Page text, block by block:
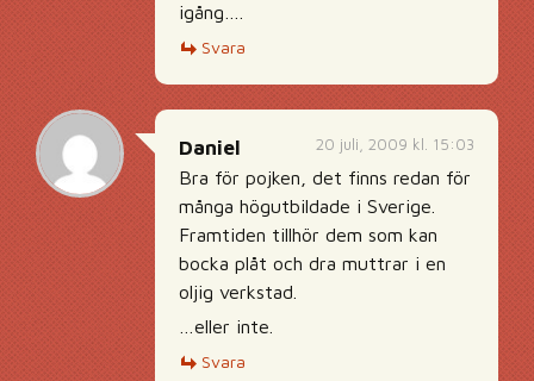
igång….
Svara
20 juli, 2009 kl. 15:03
Daniel
Bra för pojken, det finns redan för
många högutbildade i Sverige.
Framtiden tillhör dem som kan
bocka plåt och dra muttrar i en
oljig verkstad.
…eller inte.
Svara